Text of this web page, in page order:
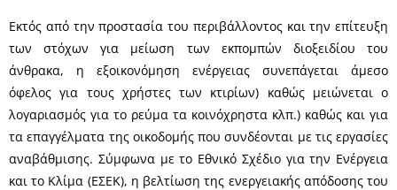
Εκτός από την προστασία του περιβάλλοντος και την επίτευξη
των στόχων για μείωση των εκπομπών διοξειδίου του
άνθρακα, η εξοικονόμηση ενέργειας συνεπάγεται άμεσο
όφελος για τους χρήστες των κτιρίων) καθώς μειώνεται ο
λογαριασμός για το ρεύμα τα κοινόχρηστα κλπ.) καθώς και για
τα επαγγέλματα της οικοδομής που συνδέονται με τις εργασίες
αναβάθμισης. Σύμφωνα με το Εθνικό Σχέδιο για την Ενέργεια
και το Κλίμα (ΕΣΕΚ), η βελτίωση της ενεργειακής απόδοσης του